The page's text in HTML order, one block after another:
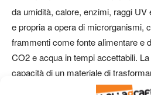
da umidità, calore, enzimi, raggi UV
e propria a opera di microrganismi,
frammenti come fonte alimentare e
CO2 e acqua in tempi accettabili.
capacità di un materiale di
compostaggio. I materiali